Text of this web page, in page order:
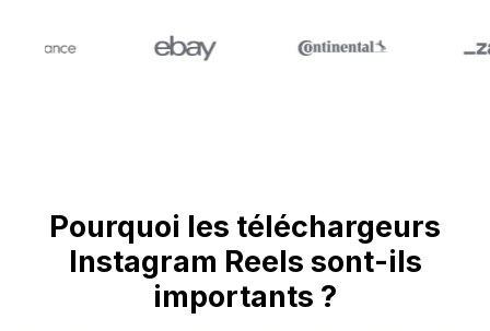
Pourquoi les téléchargeurs
Instagram Reels sont-ils
importants ?